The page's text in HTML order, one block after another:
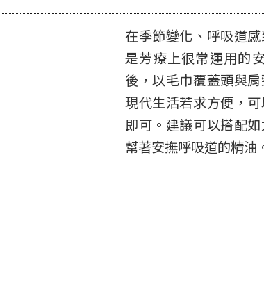
在季節變化、呼吸道
是芳療上很常運用的
後，以毛巾覆蓋頭與
現代生活若求方便，
即可。建議可以搭配
幫著安撫呼吸道的精油